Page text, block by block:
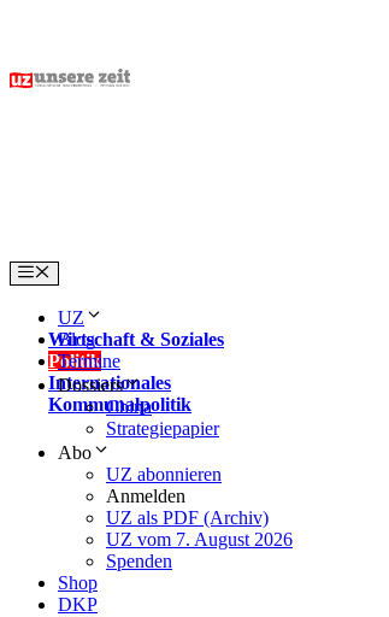
content
Menu
UZ
Wirtschaft & Soziales
Politik
Internationales
Kommunalpolitik
Blog
Termine
Dossiers
China
Strategiepapier
Abo
UZ abonnieren
Anmelden
UZ als PDF (Archiv)
UZ vom 7. August 2026
Spenden
Shop
DKP